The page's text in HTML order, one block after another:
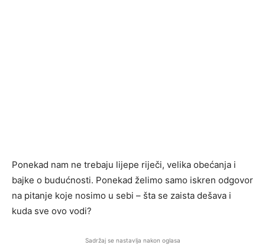
Ponekad nam ne trebaju lijepe riječi, velika obećanja i
bajke o budućnosti. Ponekad želimo samo iskren odgovor
na pitanje koje nosimo u sebi – šta se zaista dešava i
kuda sve ovo vodi?
Sadržaj se nastavlja nakon oglasa